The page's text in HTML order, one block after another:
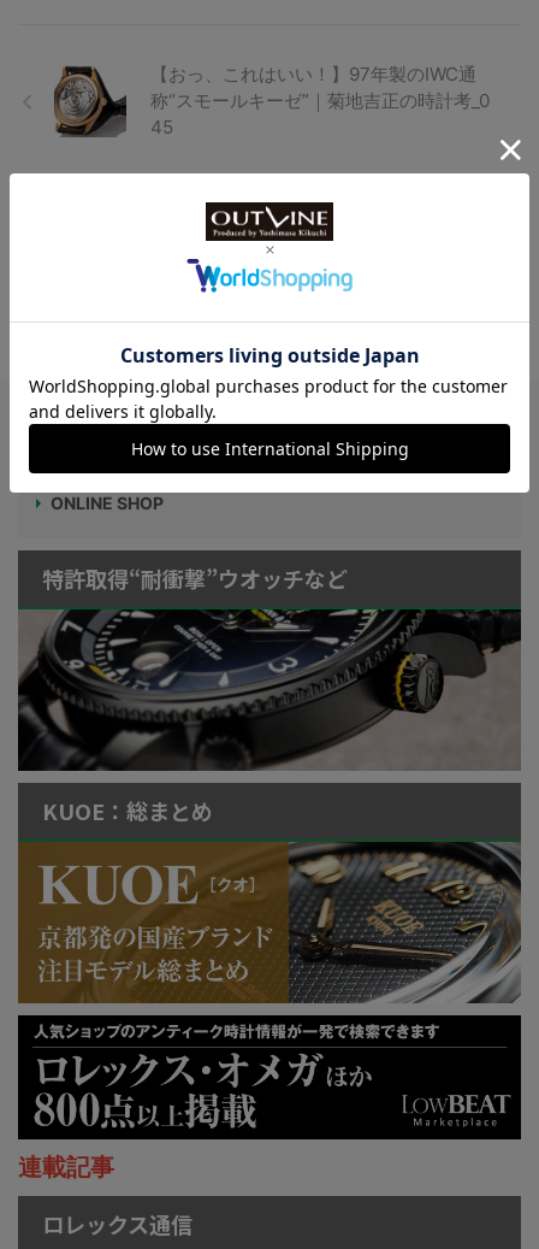
【おっ、これはいい！】97年製のIWC通
称“スモールキーゼ”｜菊地吉正の時計考_0
45
「無理やり機械式に」時代は終わった!?
【セイコー（SEIKO）ルキア】史上最小キ
ャリバー搭載、進化型レディースメカニカ
Watch LIFE NEWS
LowBEAT Marketplace
ONLINE SHOP
特許取得“耐衝撃”ウオッチなど
KUOE：総まとめ
連載記事
ロレックス通信